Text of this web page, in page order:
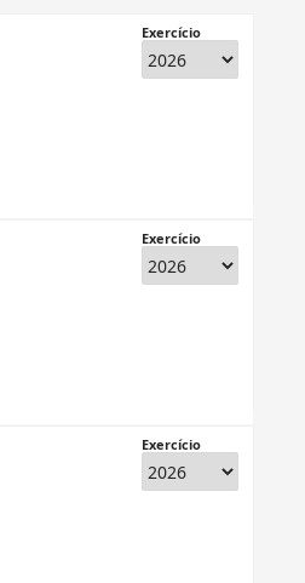
Exercício
Exercício
Exercício